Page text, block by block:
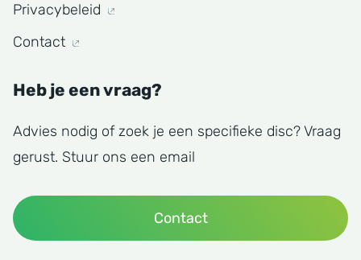
Privacybeleid
Contact
Heb je een vraag?
Advies nodig of zoek je een specifieke disc? Vraag
gerust. Stuur ons een email
Contact